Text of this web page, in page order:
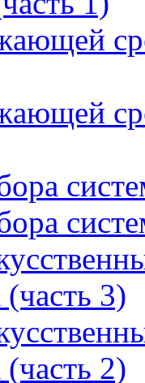
(часть 3)
(часть 2)